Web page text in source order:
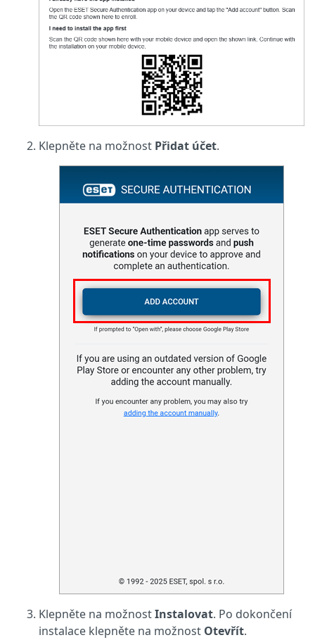
Klepněte na možnost Přidat účet.
Klepněte na možnostInstalovat. Po dokončení
instalace klepněte na možnost Otevřít.